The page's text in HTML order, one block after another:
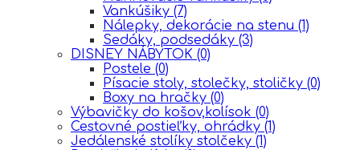
Vankúšiky (7)
Nálepky, dekorácie na stenu (1)
Sedáky, podsedáky (3)
DISNEY NÁBYTOK (0)
Postele (0)
Písacie stoly, stolečky, stoličky (0)
Boxy na hračky (0)
Výbavičky do košov,kolísok (0)
Cestovné postieľky, ohrádky (1)
Jedálenské stolíky stolčeky (1)